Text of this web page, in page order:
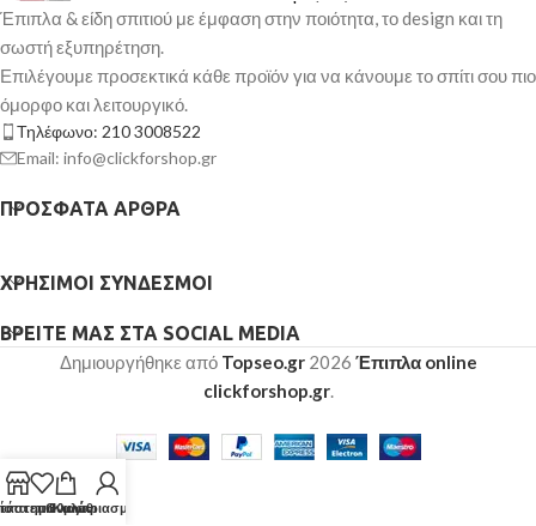
Έπιπλα & είδη σπιτιού με έμφαση στην ποιότητα, το design και τη
σωστή εξυπηρέτηση.
Επιλέγουμε προσεκτικά κάθε προϊόν για να κάνουμε το σπίτι σου πιο
όμορφο και λειτουργικό.
Τηλέφωνο: 210 3008522
Email: info@clickforshop.gr
ΠΡΌΣΦΑΤΑ ΆΡΘΡΑ
ΧΡΉΣΙΜΟΙ ΣΎΝΔΕΣΜΟΙ
ΒΡΕΊΤΕ ΜΑΣ ΣΤΑ SOCIAL MEDIA
Δημιουργήθηκε από Topseo.gr2026 Έπιπλα online
clickforshop.gr.
επιθυμιών
Καλάθι
Ο λογαριασμός μου